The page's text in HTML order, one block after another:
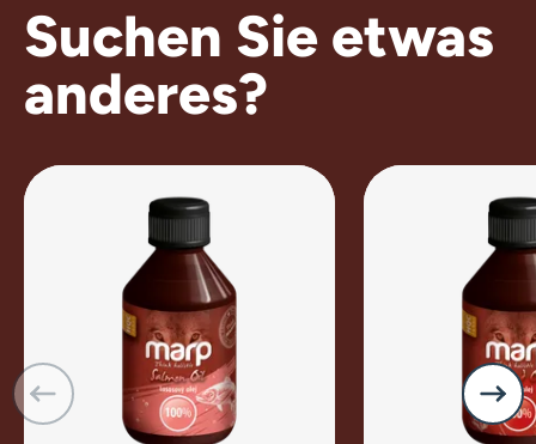
Suchen Sie etwas
anderes?